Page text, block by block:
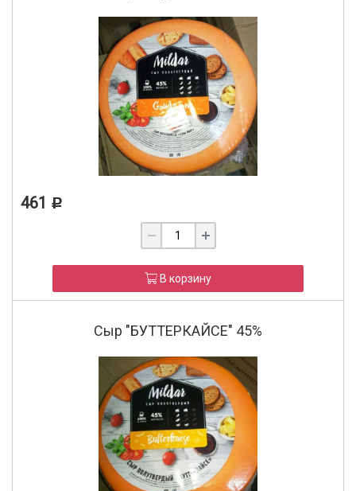
461 Р
В корзину
Сыр "БУТТЕРКАЙСЕ" 45%